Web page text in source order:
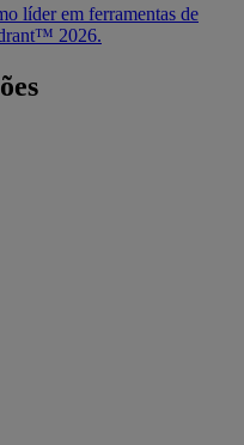
líder em ferramentas de
2026.